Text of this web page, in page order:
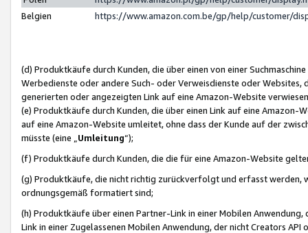
Belgien
https://www.amazon.com.be/gp/help/customer/
(d) Produktkäufe durch Kunden, die über einen von einer
Werbedienste oder andere Such- oder Verweisdienste oder Websites,
generierten oder angezeigten Link auf eine Amazon-Website
(e) Produktkäufe durch Kunden, die über einen Link auf eine
auf eine Amazon-Website umleitet, ohne dass der Kunde auf der
müsste (eine „ Umleitung“);
(f) Produktkäufe durch Kunden, die die für eine Amazon-Website
(g) Produktkäufe, die nicht richtig zurückverfolgt und erfasst werden,
ordnungsgemäß formatiert sind;
(h) Produktkäufe über einen Partner-Link in einer Mobilen
Link in einer Zugelassenen Mobilen Anwendung, der nicht Creators